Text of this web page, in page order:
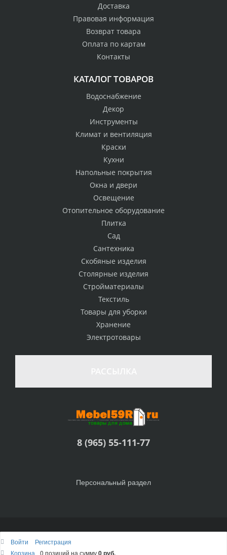
Доставка
Правовая информация
Возврат товара
Оплата по картам
Контакты
КАТАЛОГ ТОВАРОВ
Водоснабжение
Декор
Инструменты
Климат и вентиляция
Краски
Кухни
Напольные покрытия
Окна и двери
Освещение
Отопительное оборудование
Плитка
Сад
Сантехника
Скобяные изделия
Столярные изделия
Стройматериалы
Текстиль
Товары для уборки
Хранение
Электротовары
8 (965) 55-111-77
Персональный раздел
© Интернет-магазин Товары для дома, 2010 - 2026
Войти
Регистрация
Корзина
0 позиций на сумму0 руб.